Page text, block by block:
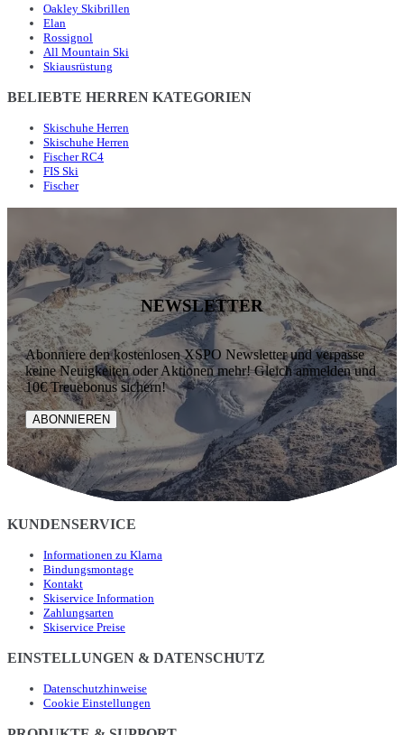
Oakley Skibrillen
Elan
Rossignol
All Mountain Ski
Skiausrüstung
BELIEBTE HERREN KATEGORIEN
Skischuhe Herren
Skischuhe Herren
Fischer RC4
FIS Ski
Fischer
NEWSLETTER
Abonniere den kostenlosen XSPO Newsletter und verpasse
keine Neuigkeiten oder Aktionen mehr! Gleich anmelden und
10€ Treuebonus sichern!
ABONNIEREN
KUNDENSERVICE
Informationen zu Klarna
Bindungsmontage
Kontakt
Skiservice Information
Zahlungsarten
Skiservice Preise
EINSTELLUNGEN & DATENSCHUTZ
Datenschutzhinweise
Cookie Einstellungen